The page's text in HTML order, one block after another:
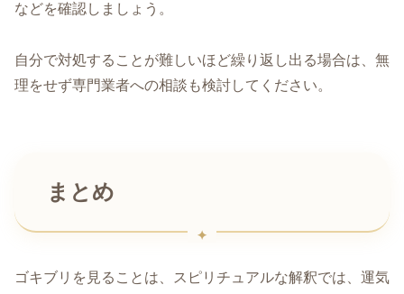
などを確認しましょう。
自分で対処することが難しいほど繰り返し出る場合は、無
理をせず専門業者への相談も検討してください。
まとめ
ゴキブリを見ることは、スピリチュアルな解釈では、運気